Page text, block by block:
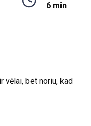
6 min
vėlai, bet noriu, kad